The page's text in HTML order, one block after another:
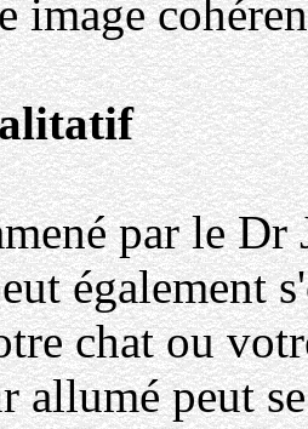
image
par le Dr
également
chat ou
allumé peut